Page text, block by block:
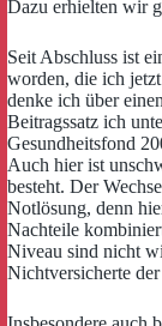
Dazu erhielten wir
Seit Abschluss ist
worden, die ich
denke ich über
Beitragssatz ich
Gesundheitsfond
Auch hier ist
besteht. Der
Notlösung, denn
Nachteile
Niveau sind nicht
Nichtversicherte